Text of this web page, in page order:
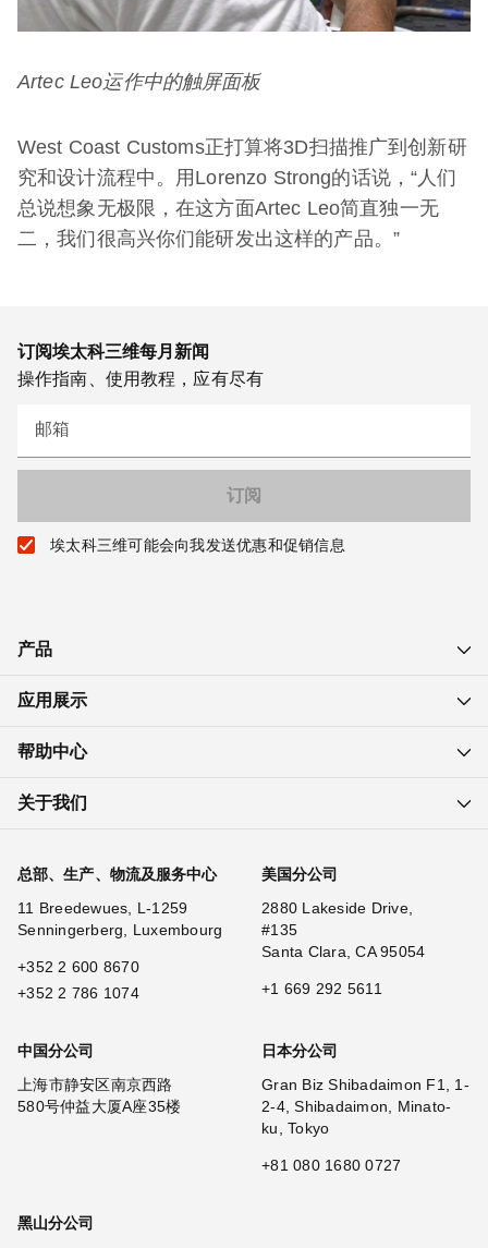
Artec Leo运作中的触屏面板
West Coast Customs正打算将3D扫描推广到创新研
究和设计流程中。用Lorenzo Strong的话说，“人们
总说想象无极限，在这方面Artec Leo简直独一无
二，我们很高兴你们能研发出这样的产品。”
订阅埃太科三维每月新闻
操作指南、使用教程，应有尽有
邮箱
埃太科三维可能会向我发送优惠和促销信息
产品
应用展示
帮助中心
关于我们
总部、生产、物流及服务中心
11 Breedewues, L-1259
Senningerberg, Luxembourg
+352 2 600 8670
+352 2 786 1074
美国分公司
2880 Lakeside Drive,
#135
Santa Clara, CA 95054
+1 669 292 5611
中国分公司
上海市静安区南京西路
580号仲益大厦A座35楼
日本分公司
Gran Biz Shibadaimon F1, 1-
2-4, Shibadaimon, Minato-
ku, Tokyo
+81 080 1680 0727
黑山分公司